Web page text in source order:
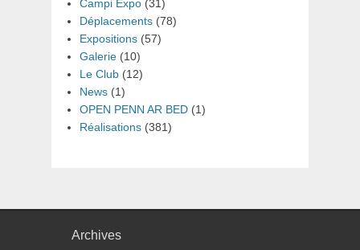
Campi Expo (31)
Déplacements (78)
Expositions (57)
Galerie (10)
Le Club (12)
News (1)
OPEN PENN AR BED (1)
Réalisations (381)
Archives